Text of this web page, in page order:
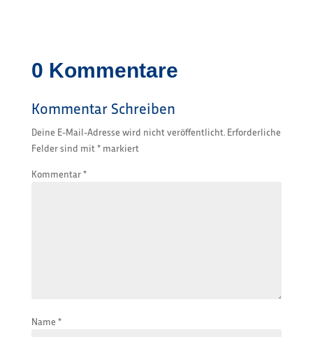
0 Kommentare
Kommentar Schreiben
Deine E-Mail-Adresse wird nicht veröffentlicht. Erforderliche
Felder sind mit*markiert
Kommentar*
Name *